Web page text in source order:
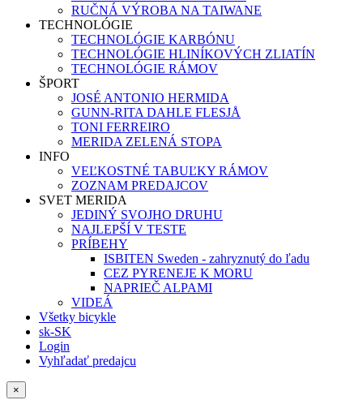
RUČNÁ VÝROBA NA TAIWANE
TECHNOLÓGIE
TECHNOLÓGIE KARBÓNU
TECHNOLÓGIE HLINÍKOVÝCH ZLIATÍN
TECHNOLÓGIE RÁMOV
ŠPORT
JOSÉ ANTONIO HERMIDA
GUNN-RITA DAHLE FLESJÅ
TONI FERREIRO
MERIDA ZELENÁ STOPA
INFO
VEĽKOSTNÉ TABUĽKY RÁMOV
ZOZNAM PREDAJCOV
SVET MERIDA
JEDINÝ SVOJHO DRUHU
NAJLEPŠÍ V TESTE
PRÍBEHY
ISBITEN Sweden - zahryznutý do ľadu
CEZ PYRENEJE K MORU
NAPRIEČ ALPAMI
VIDEÁ
Všetky bicykle
sk-SK
Login
Vyhľadať predajcu
×